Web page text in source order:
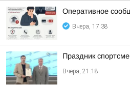
Оперативное
Вчера, 17:38
Праздник
Вчера, 21:18